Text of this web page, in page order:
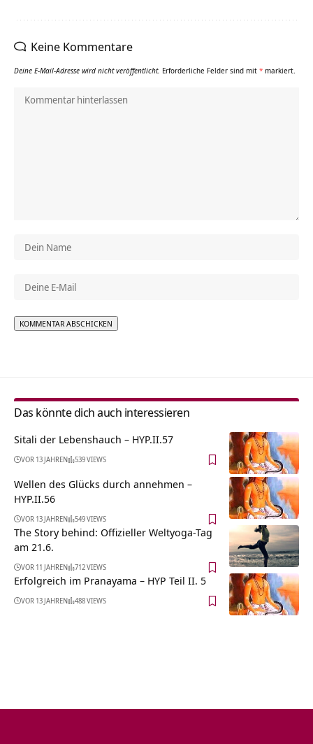
Keine Kommentare
Deine E-Mail-Adresse wird nicht veröffentlicht. Erforderliche Felder sind mit * markiert.
Das könnte dich auch interessieren
Sitali der Lebenshauch – HYP.II.57
VOR 13 JAHREN 539 VIEWS
Wellen des Glücks durch annehmen –
HYP.II.56
VOR 13 JAHREN 549 VIEWS
The Story behind: Offizieller Weltyoga-Tag
am 21.6.
VOR 11 JAHREN 712 VIEWS
Erfolgreich im Pranayama – HYP Teil II. 5
VOR 13 JAHREN 488 VIEWS